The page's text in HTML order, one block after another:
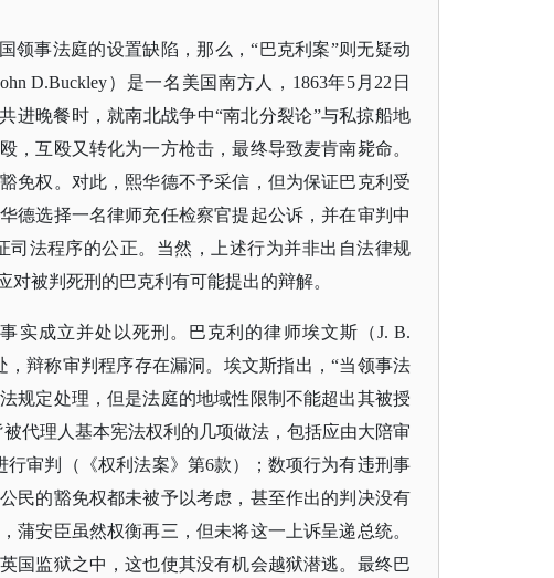
领事法庭的设置缺陷，那么，“巴克利案”则无疑动
D.Buckley）是一名美国南方人，1863年5月22日
进晚餐时，就南北战争中“南北分裂论”与私掠船地
，互殴又转化为一方枪击，最终导致麦肯南毙命。
免权。对此，熙华德不予采信，但为保证巴克利受
德选择一名律师充任检察官提起公诉，并在审判中
司法程序的公正。当然，上述行为并非出自法律规
被判死刑的巴克利有可能提出的辩解。
实成立并处以死刑。巴克利的律师埃文斯（J. B.
辩称审判程序存在漏洞。埃文斯指出，“当领事法
规定处理，但是法庭的地域性限制不能超出其被授
代理人基本宪法权利的几项做法，包括应由大陪审
审判（《权利法案》第6款）；数项行为有违刑事
民的豁免权都未被予以考虑，甚至作出的判决没有
蒲安臣虽然权衡再三，但未将这一上诉呈递总统。
国监狱之中，这也使其没有机会越狱潜逃。最终巴